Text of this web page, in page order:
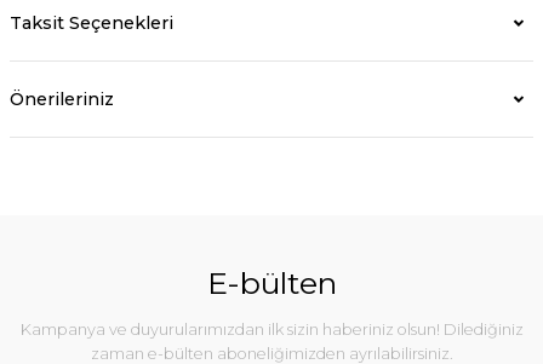
Taksit Seçenekleri
Önerileriniz
E-bülten
Kampanya ve duyurularımızdan ilk sizin haberiniz olsun! Dilediğiniz
zaman e-bülten aboneliğimizden ayrılabilirsiniz.